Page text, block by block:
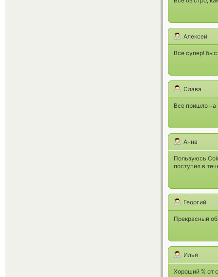
Алексей
Все супер!
Слава
Все пришло на
Анна
Пользуюсь
поступил в
Георгий
Прекрасный
Илья
Хороший % от